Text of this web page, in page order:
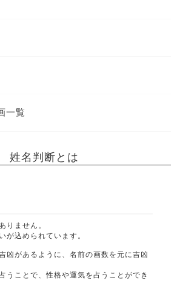
一覧
姓名判断とは
りません。
が込められています。
凶があるように、名前の画数を元に吉凶
うことで、性格や運気を占うことができ